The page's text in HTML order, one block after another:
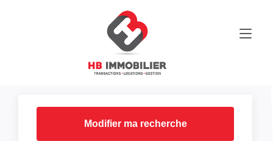
Modifier ma recherche